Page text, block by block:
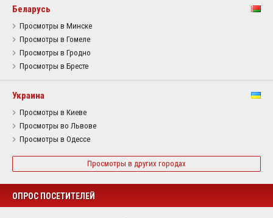
Беларусь
Просмотры в Минске
Просмотры в Гомеле
Просмотры в Гродно
Просмотры в Бресте
Украина
Просмотры в Киеве
Просмотры во Львове
Просмотры в Одессе
Просмотры в других городах
ОПРОС ПОСЕТИТЕЛЕЙ